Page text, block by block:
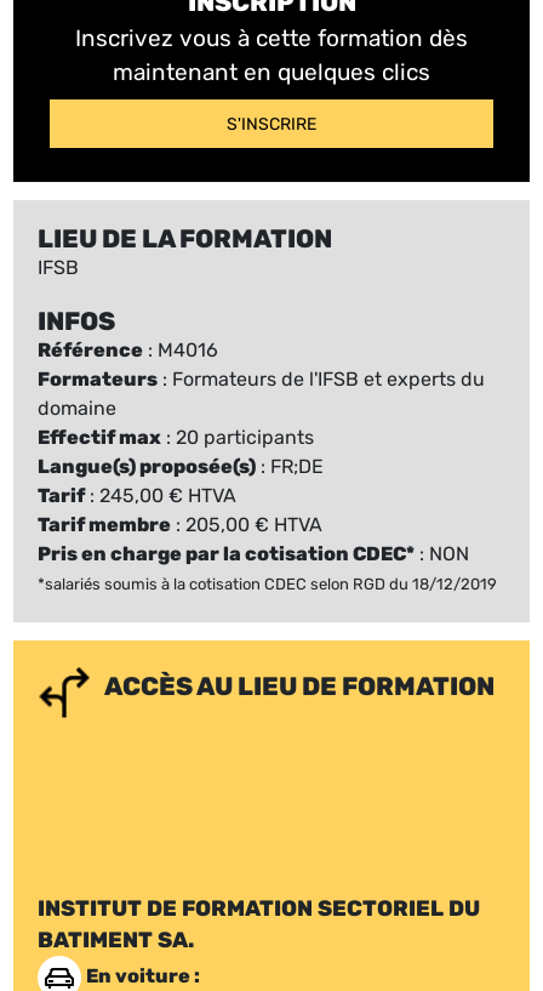
Inscrivez vous à cette formation dès
maintenant en quelques clics
S'INSCRIRE
LIEU DE LA FORMATION
IFSB
INFOS
Référence : M4016
Formateurs : Formateurs de l'IFSB et experts du
domaine
Effectif max : 20 participants
Langue(s) proposée(s) : FR;DE
Tarif: 245,00 € HTVA
Tarif membre : 205,00 € HTVA
Pris en charge par la cotisation CDEC* : NON
*salariés soumis à la cotisation CDEC selon RGD du 18/12/2019
ACCÈS AU LIEU DE FORMATION
INSTITUT DE FORMATION SECTORIEL DU
BATIMENT SA.
En voiture :